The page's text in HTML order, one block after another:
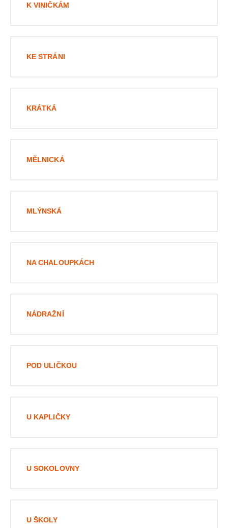
K VINIČKÁM
KE STRÁNI
KRÁTKÁ
MĚLNICKÁ
MLÝNSKÁ
NA CHALOUPKÁCH
NÁDRAŽNÍ
POD ULIČKOU
U KAPLIČKY
U SOKOLOVNY
U ŠKOLY